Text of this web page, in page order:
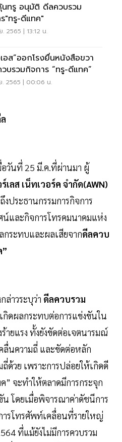
ทรู อนุมัติ ดีลควบรวม
"ทรู-ดีแทค"
. 2565 | 13:12 น.
เอส”ออกโรงยื่นหนังสือขวา
บรวมกิจการ “ทรู-ดีแทค”
. 2565 | 00:06 น.
อวันที่ 25 มี.ค.ที่ผ่านมา ผู้
เลส เน็ทเวอร์ค จำกัด(AWN)
ประธานกรรมการกิจการ
น์และกิจการโทรคมนาคมแห่ง
กระทบและผลเสียจากดีลควบ
ล่าวระบุว่า ดีลควบรวม
กิดผลกระทบต่อการแข่งขันใน
ายแรง ทั้งยังขัดต่อเจตนารมณ์
ลื่นความถี่ และขัดต่อหลัก
ด้วย เพราะการปล่อยให้เกิดดี
” จะทำให้ตลาดมีการกระจุก
น โดยเมื่อพิจารณาค่าดัชนีการ
ารโทรศัพท์เคลื่อนที่รายใหญ่
ที่แม้ยังไม่มีการควบรวม